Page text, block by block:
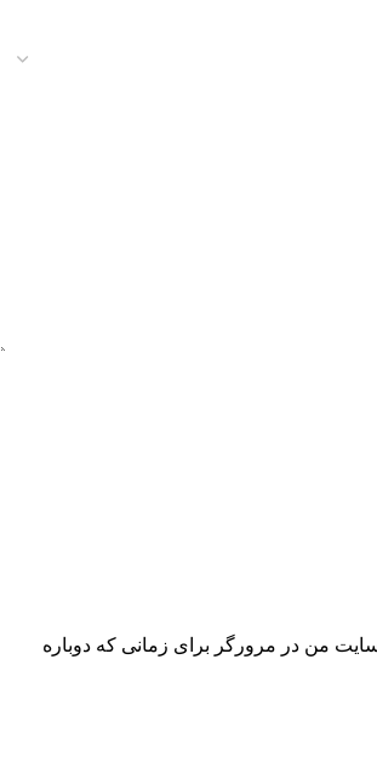
من در مرورگر برای زمانی که دوباره